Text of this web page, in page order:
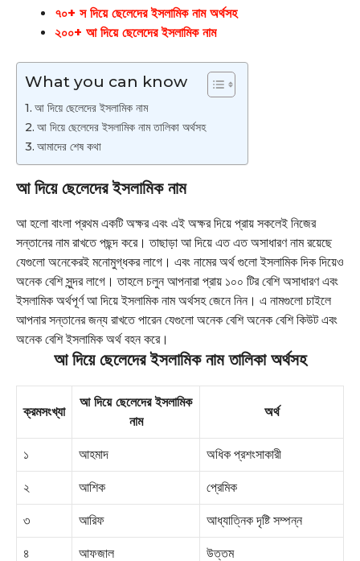
৭০+ স দিয়ে ছেলেদের ইসলামিক নাম অর্থসহ
২০০+ আ দিয়ে ছেলেদের ইসলামিক নাম
What you can know
আ দিয়ে ছেলেদের ইসলামিক নাম
আ দিয়ে ছেলেদের ইসলামিক নাম তালিকা অর্থসহ
আমাদের শেষ কথা
আ দিয়ে ছেলেদের ইসলামিক নাম
আ হলো বাংলা প্রথম একটি অক্ষর এবং এই অক্ষর দিয়ে প্রায় সকলেই নিজের
সন্তানের নাম রাখতে পছন্দ করে। তাছাড়া আ দিয়ে এত এত অসাধারণ নাম রয়েছে
যেগুলো অনেকেরই মনোমুগ্ধকর লাগে। এবং নামের অর্থ গুলো ইসলামিক দিক দিয়েও
অনেক বেশি সুন্দর লাগে। তাহলে চলুন আপনারা প্রায় ১০০ টির বেশি অসাধারণ এবং
ইসলামিক অর্থপূর্ণ আ দিয়ে ইসলামিক নাম অর্থসহ জেনে নিন। এ নামগুলো চাইলে
আপনার সন্তানের জন্য রাখতে পারেন যেগুলো অনেক বেশি অনেক বেশি কিউট এবং
অনেক বেশি ইসলামিক অর্থ বহন করে।
আ দিয়ে ছেলেদের ইসলামিক নাম তালিকা অর্থসহ
ক্রমসংখ্যা
আ দিয়ে ছেলেদের ইসলামিক
নাম
অর্থ
১ আহমাদ অধিক প্রশংসাকারী
২ আশিক প্রেমিক
৩ আরিফ আধ্যাত্নিক দৃষ্টি সম্পন্ন
৪ আফজাল উত্তম